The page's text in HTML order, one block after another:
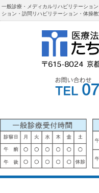
一般診療・メディカルリハビリテーショ
ション・訪問リハビリテーション・体操